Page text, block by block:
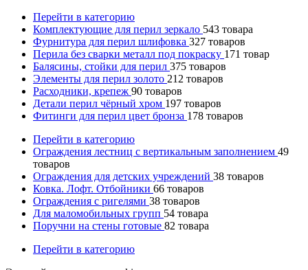
Перейти в категорию
Комплектующие для перил зеркало 543 товара
Фурнитура для перил шлифовка 327 товаров
Перила без сварки металл под покраску 171 товар
Балясины, стойки для перил 375 товаров
Элементы для перил золото 212 товаров
Расходники, крепеж 90 товаров
Детали перил чёрный хром 197 товаров
Фитинги для перил цвет бронза 178 товаров
Перейти в категорию
Ограждения лестниц с вертикальным заполнением 49
товаров
Ограждения для детских учреждений 38 товаров
Ковка. Лофт. Отбойники 66 товаров
Ограждения с ригелями 38 товаров
Для маломобильных групп 54 товара
Поручни на стены готовые 82 товара
Перейти в категорию